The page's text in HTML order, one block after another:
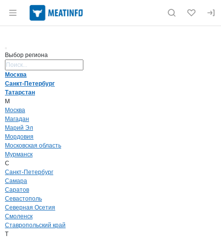
Раздел навигации по сайту meatinfo.ru
Выбор региона
Москва
Санкт-Петербург
Татарстан
М
Москва
Магадан
Марий Эл
Мордовия
Московская область
Мурманск
С
Санкт-Петербург
Самара
Саратов
Севастополь
Северная Осетия
Смоленск
Ставропольский край
Т